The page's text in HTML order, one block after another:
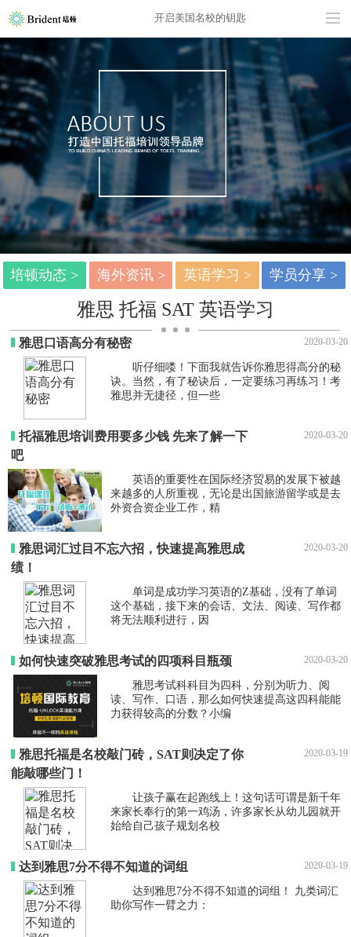
开启美国名校的钥匙
培顿动态 > 海外资讯 > 英语学习 > 学员分享 >
雅思 托福 SAT 英语学习
雅思口语高分有秘密 2020-03-20
听仔细喽！下面我就告诉你雅思得高分的秘
诀。当然，有了秘诀后，一定要练习再练习！考
雅思并无捷径，但一些
托福雅思培训费用要多少钱 先来了解一下
吧
2020-03-20
英语的重要性在国际经济贸易的发展下被越
来越多的人所重视，无论是出国旅游留学或是去
外资合资企业工作，精
雅思词汇过目不忘六招，快速提高雅思成
绩！
2020-03-20
单词是成功学习英语的Z基础，没有了单词
这个基础，接下来的会话、文法、阅读、写作都
将无法顺利进行，因
如何快速突破雅思考试的四项科目瓶颈 2020-03-20
雅思考试科科目为四科，分别为听力、阅
读、写作、口语，那么如何快速提高这四科能能
力获得较高的分数？小编
雅思托福是名校敲门砖，SAT则决定了你
能敲哪些门！
2020-03-19
让孩子赢在起跑线上！这句话可谓是新千年
来家长奉行的第一鸡汤，许多家长从幼儿园就开
始给自己孩子规划名校
达到雅思7分不得不知道的词组 2020-03-19
达到雅思7分不得不知道的词组！ 九类词汇
助你写作一臂之力：